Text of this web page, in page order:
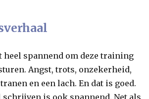
heel spannend om deze training
Angst, trots, onzekerheid,
en een lach. En dat is goed.
schrijven is ook spannend. Net als